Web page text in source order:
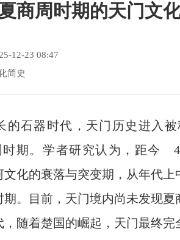
商周时期的天门文
12-23 08:47
简史
的石器时代，天门历史进入
时期。学者研究认为，距今
文化的衰落与突变期，从年代上
期。目前，天门境内尚未发现夏
，随着楚国的崛起，天门最终完